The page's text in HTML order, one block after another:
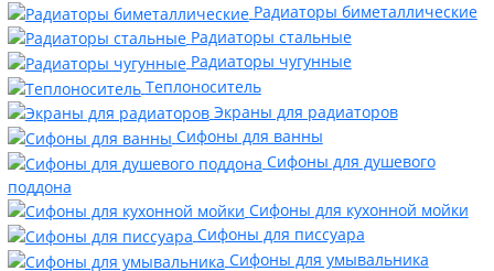
Радиаторы биметаллические
Радиаторы стальные
Радиаторы чугунные
Теплоноситель
Экраны для радиаторов
Сифоны для ванны
Сифоны для душевого
поддона
Сифоны для кухонной мойки
Сифоны для писсуара
Сифоны для умывальника